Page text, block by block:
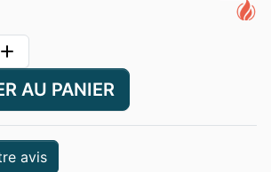
add
AU PANIER
avis